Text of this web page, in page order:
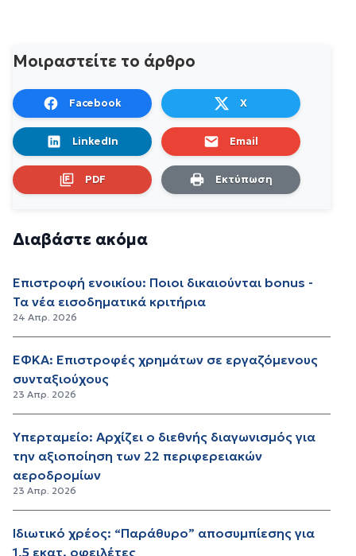
Μοιραστείτε το άρθρο
Facebook X
LinkedIn Email
PDF Εκτύπωση
Διαβάστε ακόμα
Επιστροφή ενοικίου: Ποιοι δικαιούνται bonus -
Τα νέα εισοδηματικά κριτήρια
24 Απρ. 2026
ΕΦΚΑ: Επιστροφές χρημάτων σε εργαζόμενους
συνταξιούχους
23 Απρ. 2026
Υπερταμείο: Αρχίζει ο διεθνής διαγωνισμός για
την αξιοποίηση των 22 περιφερειακών
αεροδρομίων
23 Απρ. 2026
Ιδιωτικό χρέος: “Παράθυρο” αποσυμπίεσης για
1,5 εκατ. οφειλέτες